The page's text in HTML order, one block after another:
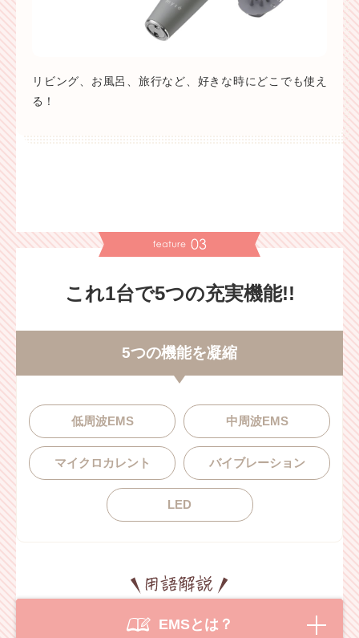
リビング、お風呂、旅行など、好きな時にどこでも使え
る！
これ1台で5つの充実機能!!
5つの機能を凝縮
低周波EMS 中周波EMS
マイクロカレント バイブレーション
LED
EMSとは？